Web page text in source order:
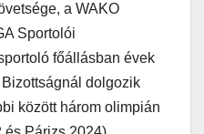
a WAKO
Sportolói
főállásban évek
dolgozik
között három olimpián